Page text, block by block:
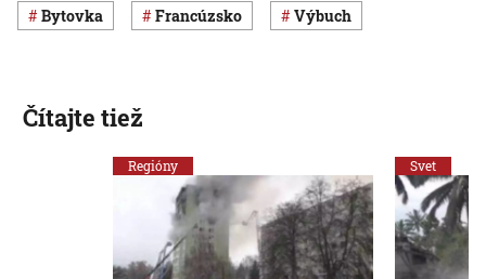
bytovka Francúzsko výbuch
Čítajte tiež
Regióny Svet